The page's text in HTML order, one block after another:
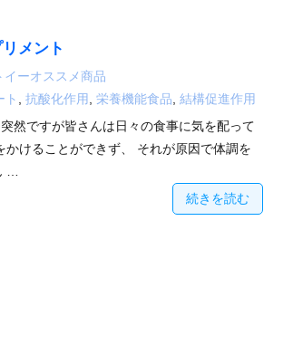
メント
イーオススメ商品
ト 抗酸化作用 栄養機能食品 結構促進作用
然ですが皆さんは日々の食事に気を配って
けることができず、 それが原因で体調を
…
続きを読む